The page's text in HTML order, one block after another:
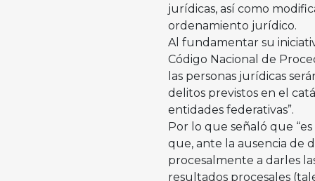
jurídicas, así como
ordenamiento jurídico.
Al fundamentar su
Código Nacional de
las personas jurídicas
delitos previstos en el
entidades federativas”.
Por lo que señaló que
que, ante la ausencia de
procesalmente a darles
resultados procesales